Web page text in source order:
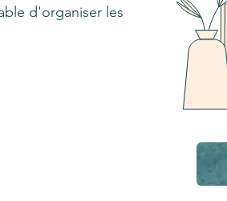
d'organiser les